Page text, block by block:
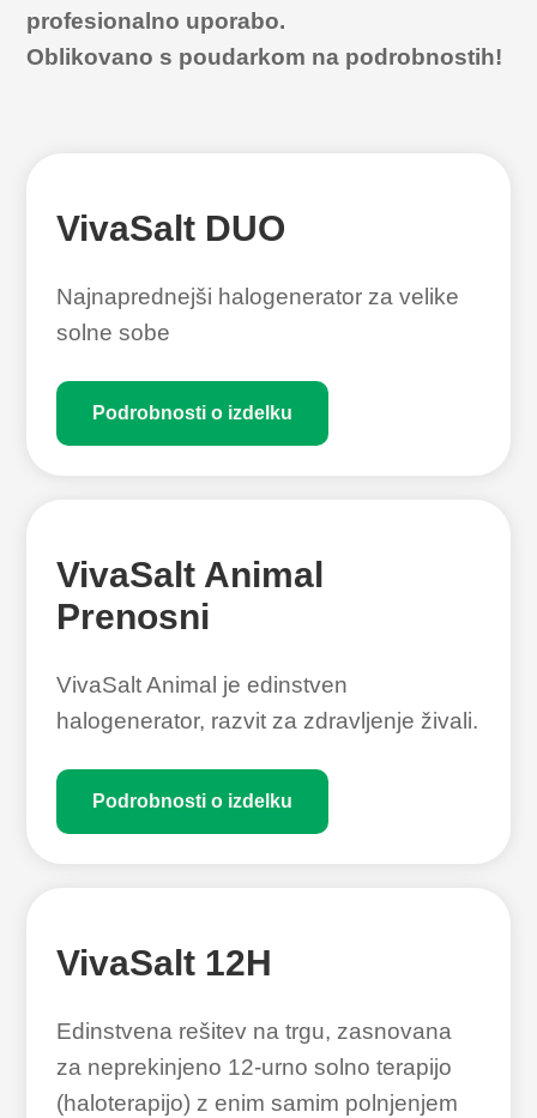
profesionalno uporabo.
Oblikovano s poudarkom na podrobnostih!
VivaSalt DUO
Najnaprednejši halogenerator za velike
solne sobe
Podrobnosti o izdelku
VivaSalt Animal
Prenosni
VivaSalt Animal je edinstven
halogenerator, razvit za zdravljenje živali.
Podrobnosti o izdelku
VivaSalt 12H
Edinstvena rešitev na trgu, zasnovana
za neprekinjeno 12-urno solno terapijo
(haloterapijo) z enim samim polnjenjem